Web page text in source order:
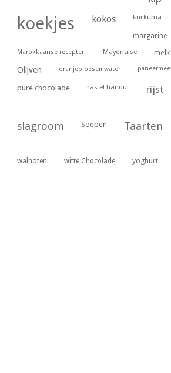
koekjes kokos kurkuma
margarine
Marokkaanse recepten Mayonaise melk
Olijven oranjebloesemwater paneermeel
pure chocolade ras el hanout rijst
slagroom Soepen Taarten
walnoten witte Chocolade yoghurt